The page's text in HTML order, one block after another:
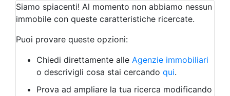
Qualsiasi
Attività/Licenza Commerciale
Azienda Agricola
Bar/Ristorante
Albergo
Laboratorio Artigianale
Negozio/locale commerciale
Agriturismo
Siamo spiacenti! Al momento non abbiamo nessun
immobile con queste caratteristiche ricercate.
Puoi provare queste opzioni:
Chiedi direttamente alle Agenzie immobiliari
o descrivigli cosa stai cercando qui.
Prova ad ampliare la tua ricerca modificando